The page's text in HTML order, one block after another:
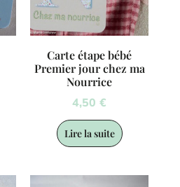
Carte étape bébé
Premier jour chez ma
Nourrice
4,50€
Lire la suite